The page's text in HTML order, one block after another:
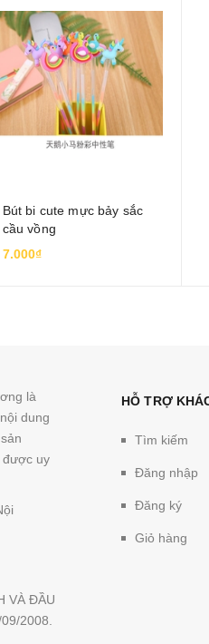
Bút bi cute mực bảy sắc
cầu vồng
7.000₫
là
dung
được uy
VÀ ĐẦU
2008.
HỖ TRỢ
Tìm kiếm
Đăng nhập
Đăng ký
Giỏ hàng